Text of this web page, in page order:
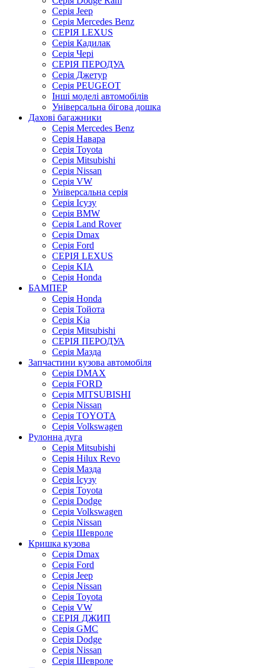
Серія Jeep
Серія Mercedes Benz
СЕРІЯ LEXUS
Серія Кадилак
Серія Чері
СЕРІЯ ПЕРОДУА
Серія Джетур
Серія PEUGEOT
Інші моделі автомобілів
Універсальна бігова дошка
Дахові багажники
Серія Mercedes Benz
Серія Навара
Серія Toyota
Серія Mitsubishi
Серія Nissan
Серія VW
Універсальна серія
Серія Ісузу
Серія BMW
Серія Land Rover
Серія Dmax
Серія Ford
СЕРІЯ LEXUS
Серія KIA
Серія Honda
БАМПЕР
Серія Honda
Серія Тойота
Серія Kia
Серія Mitsubishi
СЕРІЯ ПЕРОДУА
Серія Мазда
Запчастини кузова автомобіля
Серія DMAX
Серія FORD
Серія MITSUBISHI
Серія Nissan
Серія TOYOTA
Серія Volkswagen
Рулонна дуга
Серія Mitsubishi
Серія Hilux Revo
Серія Мазда
Серія Ісузу
Серія Toyota
Серія Dodge
Серія Volkswagen
Серія Nissan
Серія Шевроле
Кришка кузова
Серія Dmax
Серія Ford
Серія Jeep
Серія Nissan
Серія Toyota
Серія VW
СЕРІЯ ДЖИП
Серія GMC
Серія Dodge
Серія Nissan
Серія Шевроле